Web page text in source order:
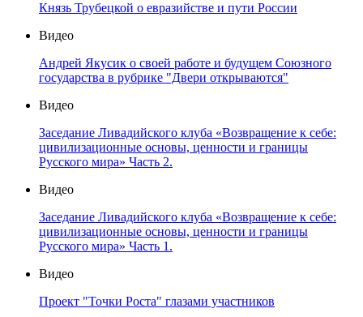
Князь Трубецкой о евразийстве и пути России
Видео
Андрей Якусик о своей работе и будущем Союзного
государства в рубрике "Двери открываются"
Видео
Заседание Ливадийского клуба «Возвращение к себе:
цивилизационные основы, ценности и границы
Русского мира» Часть 2.
Видео
Заседание Ливадийского клуба «Возвращение к себе:
цивилизационные основы, ценности и границы
Русского мира» Часть 1.
Видео
Проект "Точки Роста" глазами участников